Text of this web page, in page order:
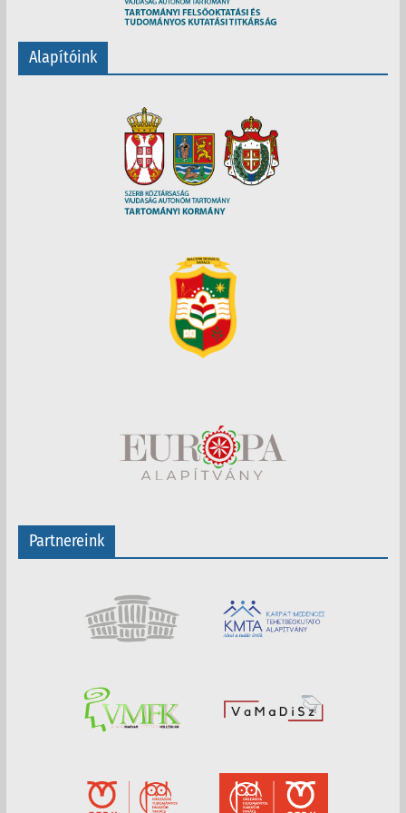
Alapítóink
Partnereink